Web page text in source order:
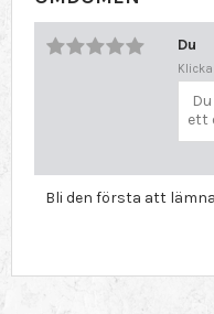
Du
Bli den första att